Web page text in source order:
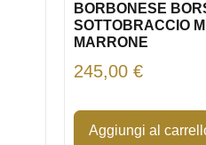
BORBONESE
SOTTOBRACCIO
MARRONE
245,00€
Aggiungi al